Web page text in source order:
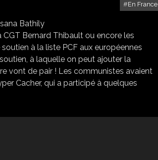
En France
PATRICK PELLOUX OU LASSANA BATHILY
CGT Bernard Thibault ou encore les
à la liste PCF aux européennes
à laquelle on peut ajouter la
vont de pair ! Les communistes avaient
Cacher, qui a participé à quelques